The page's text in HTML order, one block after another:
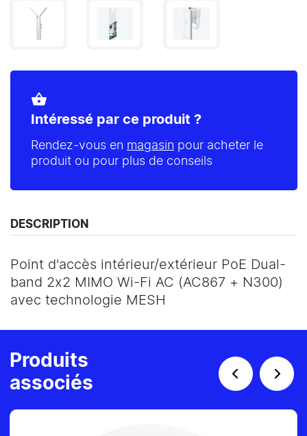
shopping_basket
Intéressé par ce produit ?
Rendez-vous en magasin pour acheter le
produit ou pour plus de conseils
DESCRIPTION
Point d'accès intérieur/extérieur PoE Dual-
band 2x2 MIMO Wi-Fi AC (AC867 + N300)
avec technologie MESH
Produits
associés